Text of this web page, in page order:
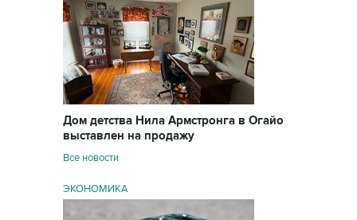
Дом детства Нила Армстронга в Огайо
выставлен на продажу
Все новости
ЭКОНОМИКА